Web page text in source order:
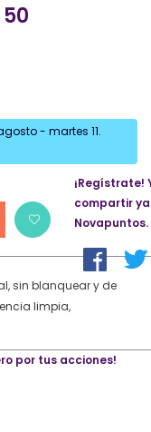
- martes 11.
sin blanquear y de
limpia,
¡Regístrate!
compartir
Novapuntos.
por tus acciones!